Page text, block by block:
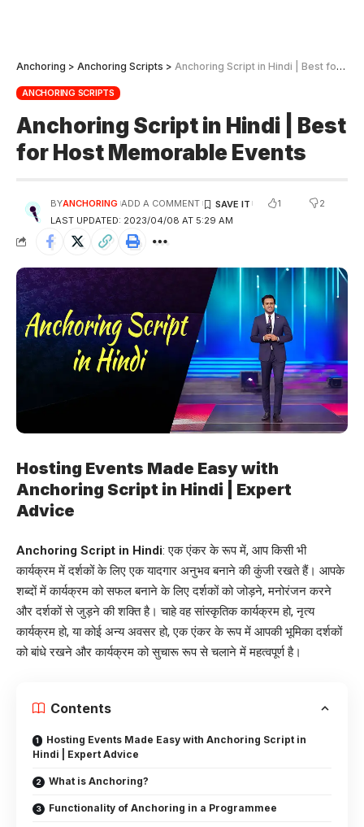
Anchoring > Anchoring Scripts > Anchoring Script in Hindi | Best for Host Memorable Events
ANCHORING SCRIPTS
Anchoring Script in Hindi | Best
for Host Memorable Events
LAST UPDATED: 2023/04/08 AT 5:29 AM
BYANCHORING ADD A COMMENT 1 2
Hosting Events Made Easy with
Anchoring Script in Hindi | Expert
Advice
Anchoring Script in Hindi: एक एंकर के रूप में, आप किसी भी
कार्यक्रम में दर्शकों के लिए एक यादगार अनुभव बनाने की कुंजी रखते हैं। आपके
शब्दों में कार्यक्रम को सफल बनाने के लिए दर्शकों को जोड़ने, मनोरंजन करने
और दर्शकों से जुड़ने की शक्ति है। चाहे वह सांस्कृतिक कार्यक्रम हो, नृत्य
कार्यक्रम हो, या कोई अन्य अवसर हो, एक एंकर के रूप में आपकी भूमिका दर्शकों
को बांधे रखने और कार्यक्रम को सुचारू रूप से चलाने में महत्वपूर्ण है।
Contents
Hosting Events Made Easy with Anchoring Script in
Hindi | Expert Advice
What is Anchoring?
Functionality of Anchoring in a Programmee